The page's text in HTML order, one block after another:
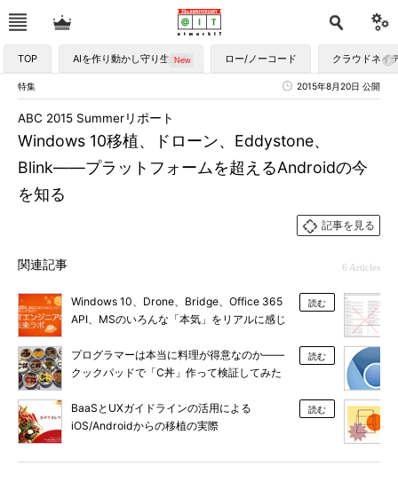
TOP AIを作り動かし守り生かす ロー/ノーコード クラウドネイ
特集 2015年8月20日 公開
Windows 10移植、ドローン、Eddystone、
Blink――プラットフォームを超えるAndroidの今
を知る
ABC 2015 Summerリポート
記事を見る
関連記事 6 Articles
Windows 10、Drone、Bridge、Office 365
API、MSのいろんな「本気」をリアルに感じ
「de:code 2015」
読む
プログラマーは本当に料理が得意なのか――
クックパッドで「C丼」作って検証してみた
読む
BaaSとUXガイドラインの活用による
iOS/Androidからの移植の実際
読む